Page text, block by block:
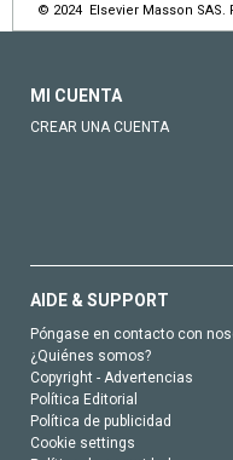
© 2024 Elsevier Masson
MI CUENTA
CREAR UNA CUENTA
AIDE & SUPPORT
Póngase en contacto con
¿Quiénes somos?
Copyright - Advertencias
Política Editorial
Política de publicidad
Cookie settings